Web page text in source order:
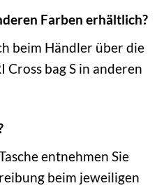
Farben erhältlich?
beim Händler über die
bag S in anderen
entnehmen Sie
beim jeweiligen